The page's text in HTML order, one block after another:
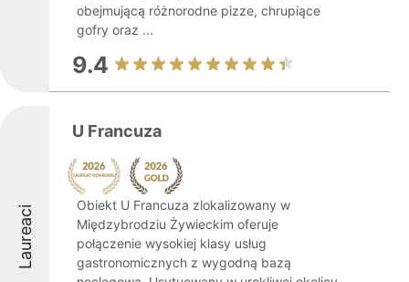
obejmującą różnorodne pizze, chrupiące
gofry oraz ...
9.4
Laureaci
U Francuza
Obiekt U Francuza zlokalizowany w
Międzybrodziu Żywieckim oferuje
połączenie wysokiej klasy usług
gastronomicznych z wygodną bazą